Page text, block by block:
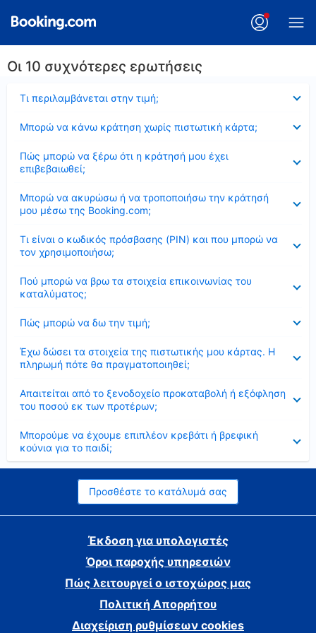
Οι 10 συχνότερες ερωτήσεις
Τι περιλαμβάνεται στην τιμή;
Μπορώ να κάνω κράτηση χωρίς πιστωτική κάρτα;
Πώς μπορώ να ξέρω ότι η κράτησή μου έχει
επιβεβαιωθεί;
Μπορώ να ακυρώσω ή να τροποποιήσω την κράτησή
μου μέσω της Booking.com;
Τι είναι ο κωδικός πρόσβασης (PIN) και που μπορώ να
τον χρησιμοποιήσω;
Πού μπορώ να βρω τα στοιχεία επικοινωνίας του
καταλύματος;
Πώς μπορώ να δω την τιμή;
Έχω δώσει τα στοιχεία της πιστωτικής μου κάρτας. Η
πληρωμή πότε θα πραγματοποιηθεί;
Απαιτείται από το ξενοδοχείο προκαταβολή ή εξόφληση
του ποσού εκ των προτέρων;
Μπορούμε να έχουμε επιπλέον κρεβάτι ή βρεφική
κούνια για το παιδί;
Προσθέστε το κατάλυμά σας
Έκδοση για υπολογιστές
Όροι παροχής υπηρεσιών
Πώς λειτουργεί ο ιστοχώρος μας
Πολιτική Απορρήτου
Διαχείριση ρυθμίσεων cookies